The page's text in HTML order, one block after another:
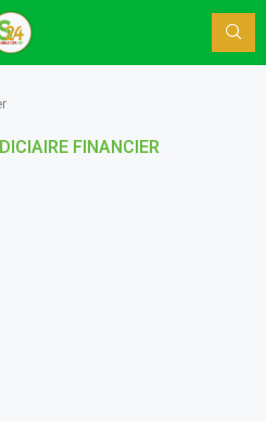
FINANCIER